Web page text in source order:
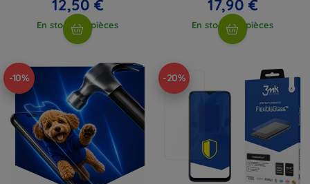
12,50 €
En stock > 5 pièces
17,90 €
En stock > 5 pièces
-10% -20%